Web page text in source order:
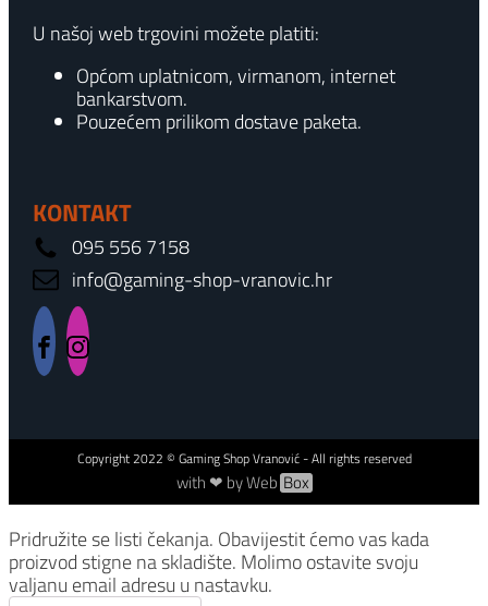
U našoj web trgovini možete platiti:
Općom uplatnicom, virmanom, internet
bankarstvom.
Pouzećem prilikom dostave paketa.
KONTAKT
095 556 7158
info@gaming-shop-vranovic.hr
Copyright2022 © Gaming Shop Vranović - All rights reserved
with ❤ by Web Box
Pridružite se listi čekanja. Obavijestit ćemo vas kada
proizvod stigne na skladište. Molimo ostavite svoju
valjanu email adresu u nastavku.